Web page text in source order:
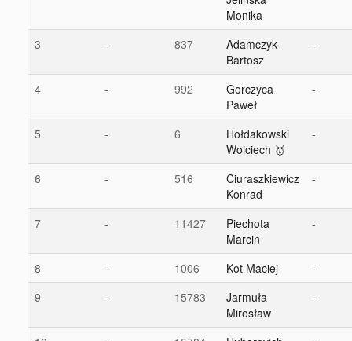
Monika
3
- 837
Adamczyk
Bartosz
-
4 - 992
Gorczyca
Paweł
-
5 - 6
Hołdakowski
Wojciech 🥇
-
6 - 516
Ciuraszkiewicz
Konrad
-
7 - 11427
Piechota
Marcin
-
8 - 1006 Kot Maciej
-
9
- 15783
Jarmuła
Mirosław
-